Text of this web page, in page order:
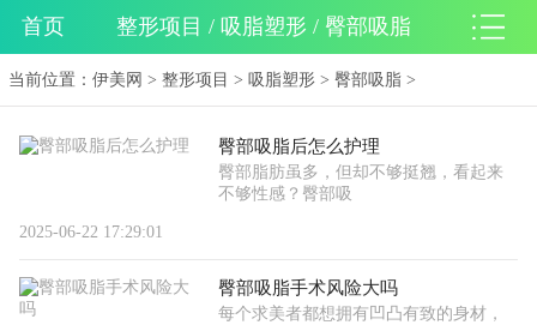
首页 整形项目 / 吸脂塑形 / 臀部吸脂
当前位置：伊美网 >整形项目 >吸脂塑形 >臀部吸脂 >
臀部吸脂后怎么护理
臀部脂肪虽多，但却不够挺翘，看起来
不够性感？臀部吸
2025-06-22 17:29:01
臀部吸脂手术风险大吗
每个求美者都想拥有凹凸有致的身材，